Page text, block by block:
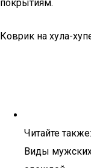
покрытиям.
Коврик на хула-
Читайте также:
Виды мужских